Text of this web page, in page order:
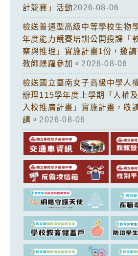
計競賽」活動2026-08-06
檢送普通型高級中等學校生物
年度能力競賽培訓公開授課「
察與推理」實施計畫1份，邀
教師踴躍參加。 2026-08-06
檢送國立臺南女子高級中學人
辦理115學年度上學期「人權
入校推廣計畫」實施計畫，敬
請。 2026-08-06